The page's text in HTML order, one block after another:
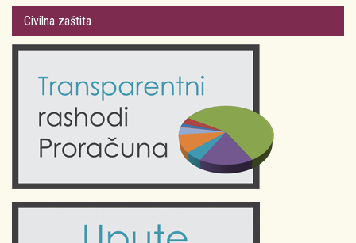
Gradsko vijeće
Odluke Grada Krka (Službene novine PGŽ)
Obrazovanje
Komunalne usluge
Civilni sektor (arhiva udruga)
Plan Grada Krka
Krk 360° VR panorama
Krk uživo
Fotogalerije
Kalendar događanja
Turistička zajednica otoka Krka
Civilna zaštita